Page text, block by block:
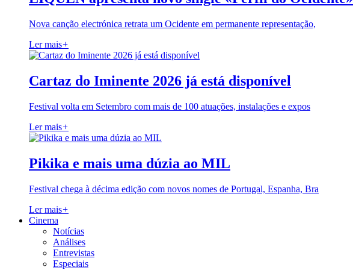
Nova canção electrónica retrata um Ocidente em permanente representação,
Ler mais+
Cartaz do Iminente 2026 já está disponível
Festival volta em Setembro com mais de 100 atuações, instalações e expos
Ler mais+
Pikika e mais uma dúzia ao MIL
Festival chega à décima edição com novos nomes de Portugal, Espanha, Bra
Ler mais+
Cinema
Notícias
Análises
Entrevistas
Especiais